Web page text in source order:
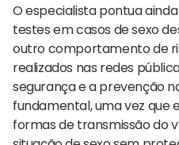
O especialista pontua
testes em casos de sexo
outro comportamento de
realizados nas redes
segurança e a prevenção
fundamental, uma vez que
formas de transmissão do